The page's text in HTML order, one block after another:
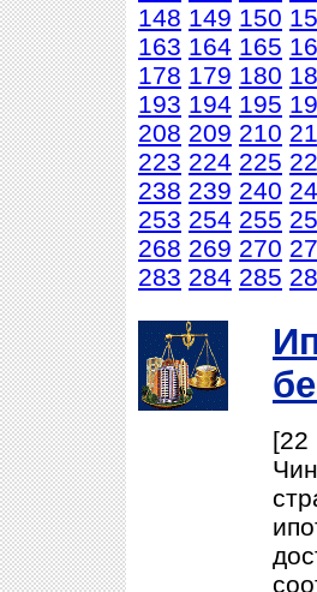
148 149 150
163 164 165
178 179 180
193 194 195
208 209 210
223 224 225
238 239 240
253 254 255
268 269 270
283 284 285
[22